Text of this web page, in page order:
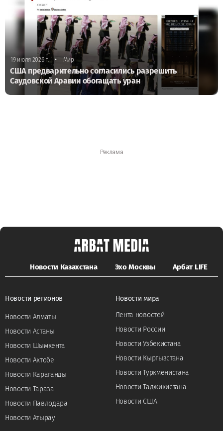
19 июля 2026 г. • Мир
США предварительно согласились разрешить
Саудовской Аравии обогащать уран
Новости Казахстана Эхо Москвы Арбат LIFE
Новости регионов
Новости Алматы
Новости Астаны
Новости Шымкента
Новости Актобе
Новости Караганды
Новости Тараза
Новости Павлодара
Новости Атырау
Новости мира
Лента новостей
Новости России
Новости Узбекистана
Новости Кыргызстана
Новости Туркменистана
Новости Таджикистана
Новости США